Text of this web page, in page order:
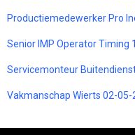
Productiemedewerker Pro
Senior IMP Operator Timing
Servicemonteur
Vakmanschap Wierts 02-05-